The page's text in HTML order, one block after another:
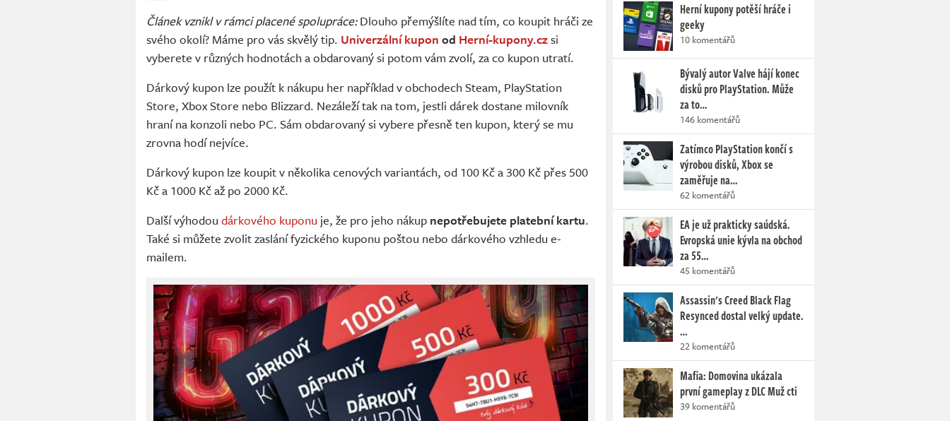
Článek vznikl v rámci placené spolupráce:Dlouho přemýšlíte nad tím, co koupit hráči ze
svého okolí? Máme pro vás skvělý tip. Univerzální kupon od Herní-kupony.czsi
vyberete v různých hodnotách a obdarovaný si potom vám zvolí, za co kupon utratí.
Dárkový kupon lze použít k nákupu her například v obchodech Steam, PlayStation
Store, Xbox Store nebo Blizzard. Nezáleží tak na tom, jestli dárek dostane milovník
hraní na konzoli nebo PC. Sám obdarovaný si vybere přesně ten kupon, který se mu
zrovna hodí nejvíce.
Dárkový kupon lze koupit v několika cenových variantách, od 100 Kč a 300 Kč přes 500
Kč a 1000 Kč až po 2000 Kč.
Další výhodou dárkového kuponu je, že pro jeho nákup nepotřebujete platební kartu.
Také si můžete zvolit zaslání fyzického kuponu poštou nebo dárkového vzhledu e-
mailem.
Herní kupony potěší hráče i
geeky
10 komentářů
Bývalý autor Valve hájí konec
disků pro PlayStation. Může
za to…
146 komentářů
Zatímco PlayStation končí s
výrobou disků, Xbox se
zaměřuje na…
62 komentářů
EA je už prakticky saúdská.
Evropská unie kývla na obchod
za 55…
45 komentářů
Assassin's Creed Black Flag
Resynced dostal velký update.
…
22 komentářů
Mafia: Domovina ukázala
první gameplay z DLC Muž cti
39 komentářů